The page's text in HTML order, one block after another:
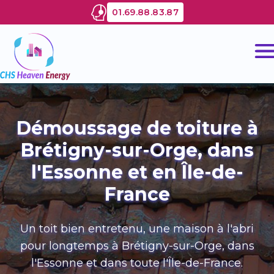
01.69.88.83.87
Accueil
Amélioration de l'habitat
Toiture
Rénovation de toiture
Fenêtre Velux®
Rénovation énergétique
Isolation
Isolation thermique extérieure (ITE)
Energies renouvelables
Solaire pour particuliers
Blog
Informations
Démoussage de toiture à
Brétigny-sur-Orge, dans
l'Essonne et en Île-de-
France
Un toit bien entretenu, une maison à l'abri
pour longtemps à Brétigny-sur-Orge, dans
l'Essonne et dans toute l'Île-de-France.